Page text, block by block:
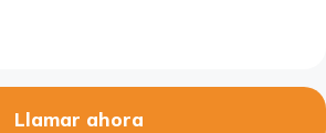
Llamar ahora